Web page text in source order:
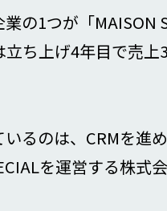
の1つが「
ち上げ4年目で売
いるのは、CRMを
を運営する株式